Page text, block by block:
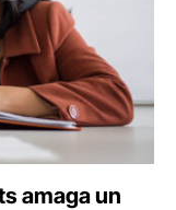
amaga un